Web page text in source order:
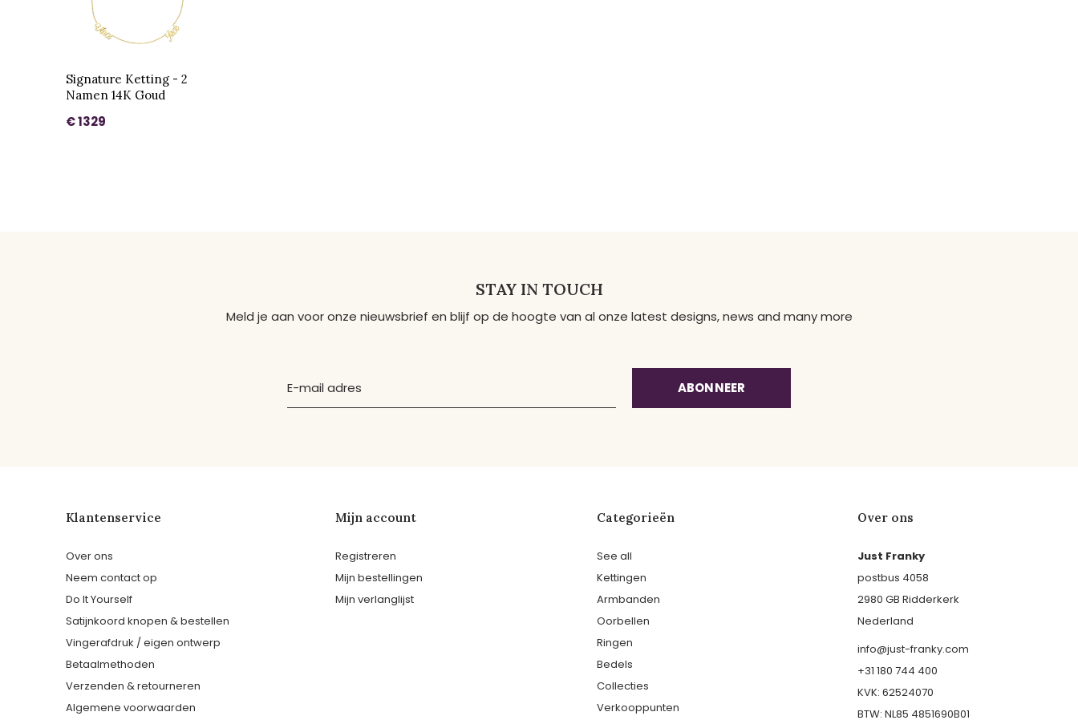
Signature Ketting - 2
Namen 14K Goud
€ 1329
STAY IN TOUCH
Meld je aan voor onze nieuwsbrief en blijf op de hoogte van al onze latest designs, news and many more
ABONNEER
Klantenservice
Over ons
Neem contact op
Do It Yourself
Satijnkoord knopen & bestellen
Vingerafdruk / eigen ontwerp
Betaalmethoden
Verzenden & retourneren
Algemene voorwaarden
Mijn account
Registreren
Mijn bestellingen
Mijn verlanglijst
Categorieën
See all
Kettingen
Armbanden
Oorbellen
Ringen
Bedels
Collecties
Verkooppunten
Over ons
Just Franky
postbus 4058
2980 GB Ridderkerk
Nederland
info@just-franky.com
+31 180 744 400
KVK: 62524070
BTW: NL85 4851690B01